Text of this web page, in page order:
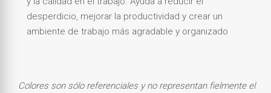
desperdicio, mejorar la productividad y crear un
ambiente de trabajo más agradable y organizado
Colores son sólo referenciales y no representan fielmente el